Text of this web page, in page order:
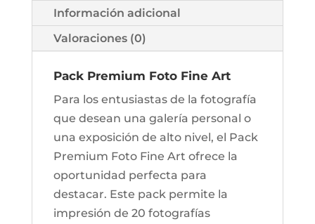
En
Papel
Fine
Art
de
Hahnemühle
cantidad
Información adicional
Valoraciones (0)
Pack Premium Foto Fine Art
Para los entusiastas de la fotografía
que desean una galería personal o
una exposición de alto nivel, el Pack
Premium Foto Fine Art ofrece la
oportunidad perfecta para
destacar. Este pack permite la
impresión de 20 fotografías